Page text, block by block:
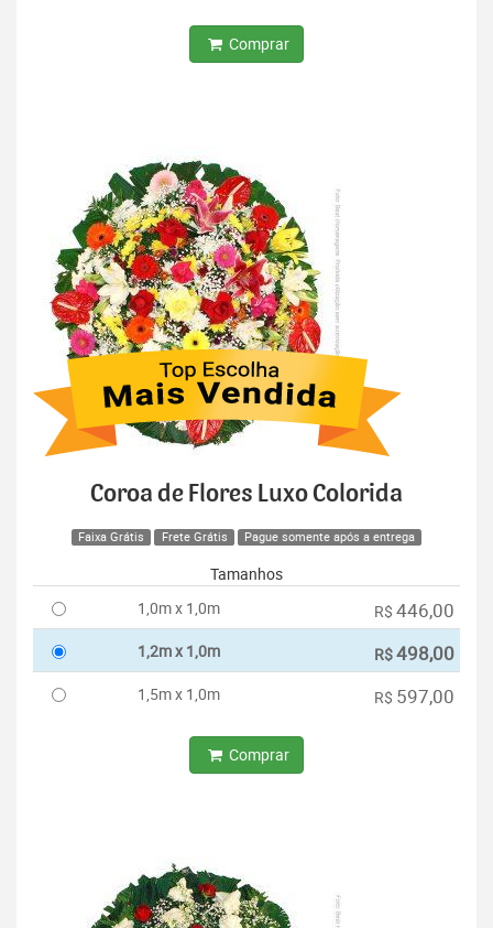
Comprar
Coroa de Flores Luxo Colorida
Faixa Grátis Frete Grátis Pague somente após a entrega
Tamanhos
1,0m x 1,0m
R$ 446,00
1,2m x 1,0m R$498,00
1,5m x 1,0m R$ 597,00
Comprar